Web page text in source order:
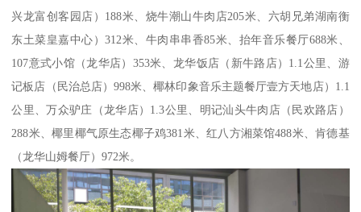
兴龙富创客园店）188米、烧牛潮山牛肉店205米、六胡兄弟湖南衡
东土菜皇嘉中心）312米、牛肉串串香85米、抬年音乐餐厅688米、
107意式小馆（龙华店）353米、龙华饭店（新牛路店）1.1公里、游
记板店（民治总店）998米、椰林印象音乐主题餐厅壹方天地店）1.1
公里、万众驴庄（龙华店）1.3公里、明记汕头牛肉店（民欢路店）
288米、椰里椰气原生态椰子鸡381米、红八方湘菜馆488米、肯德基
（龙华山姆餐厅）972米。